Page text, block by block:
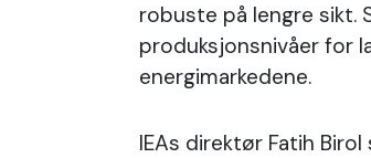
robuste på lengre sikt.
produksjonsnivåer for
energimarkedene.
IEAs direktør Fatih